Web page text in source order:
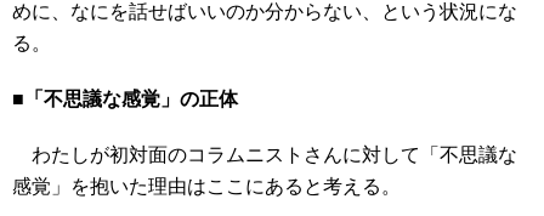
めに、なにを話せばいいのか分からない、という状況にな
る。
■「不思議な感覚」の正体
わたしが初対面のコラムニストさんに対して「不思議な
感覚」を抱いた理由はここにあると考える。